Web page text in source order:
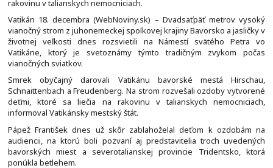
rakovinu v talianskych nemocniciach.
Vatikán 18. decembra (WebNoviny.sk) – Dvadsaťpäť metrov vysoký
vianočný strom z juhonemeckej spolkovej krajiny Bavorsko a jasličky v
životnej veľkosti dnes rozsvietili na Námestí svätého Petra vo
Vatikáne, ktorý je svetoznámy týmto tradičným zvykom počas
vianočných sviatkov.
Smrek obyčajný darovali Vatikánu bavorské mestá Hirschau,
Schnaittenbach a Freudenberg. Na strom rozvešali ozdoby vytvorené
deťmi, ktoré sa liečia na rakovinu v talianskych nemocniciach,
informoval Vatikánsky mestský štát.
Pápež František dnes už skôr zablahoželal deťom k ozdobám na
audiencii, na ktorú boli pozvaní aj predstavitelia troch uvedených
bavorských miest a severotalianskej provincie Tridentsko, ktorá
ponúkla betlehem.